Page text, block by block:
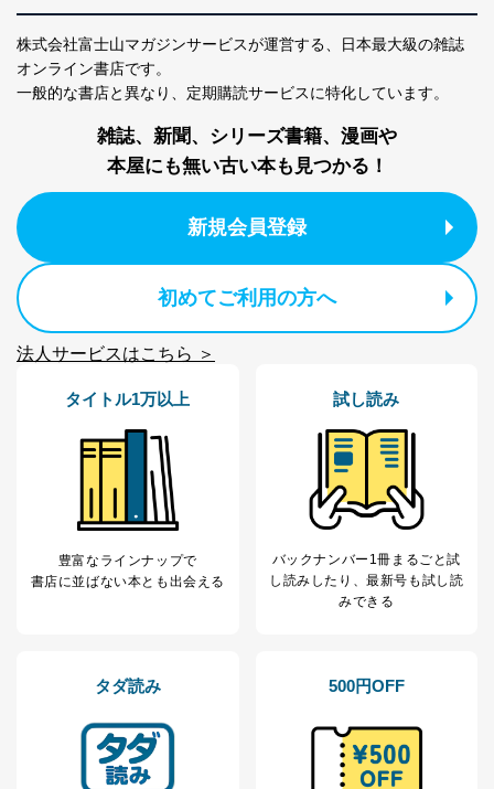
e-mail：cs@fujisan.co.jp
改訂：2025年2月20日
制定：2005年4月1日
株式会社富士山マガジンサービス
代表取締役会長 西野 伸一郎
個人情報の取扱いについて
当社は以下の個人情報保護管理者を設置し、個人情報保
用・提供・管理いたします。
東京都渋谷区南平台町16-11
株式会社富士山マガジンサービス
代表取締役会長 西野 伸一郎
田 嘉也
２．利用目的
当社が取り扱う開示対象個人情報の利用目的は次のとお
りです。
No
個人情報の種類 利用目的
商品代金回収のため
ｅメール等による商品、サービ
ス、キャンペーン等の広告の案内
析して、趣味・嗜好に
当社にお問合わせ
いただいた方の個
お問い合わせ対応、トラブル対
処、オペレーター教育など応対品
株式会社富士山マガジンサービスが運営する、
日本最大級の雑誌
オンライン書店です。
一般的な書店と異なり、 定期購読サービスに特化しています。
雑誌、新聞、シリーズ書籍、漫画や
本屋にも無い古い本も見つかる！
新規会員登録
初めてご利用の方へ
法人サービスはこちら ＞
タイトル1万以上
豊富なラインナップで
書店に並ばない本とも出会える
試し読み
バックナンバー1冊まるごと試
し読み したり、最新号も試し読
みできる
タダ読み 500円OFF